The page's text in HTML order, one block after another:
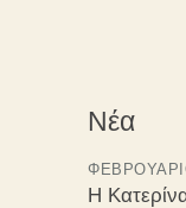
Νέα
Η